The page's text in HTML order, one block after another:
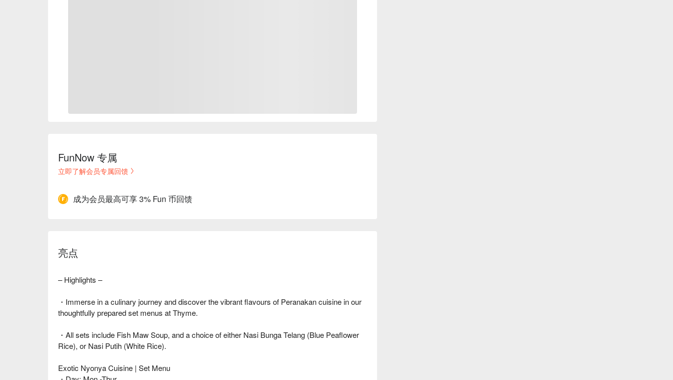
FunNow 专属
立即了解会员专属回馈
成为会员最高可享 3% Fun 币回馈
亮点
– Highlights –
・Immerse in a culinary journey and discover the vibrant flavours of Peranakan cuisine in our
thoughtfully prepared set menus at Thyme.
・All sets include Fish Maw Soup, and a choice of either Nasi Bunga Telang (Blue Peaflower
Rice), or Nasi Putih (White Rice).
Exotic Nyonya Cuisine | Set Menu